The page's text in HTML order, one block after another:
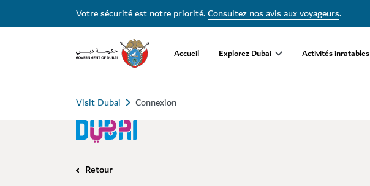
Votre sécurité est notre priorité.Consultez nos avis aux voyageurs.
Accueil Explorez Dubai Activités inratables
Visit Dubai Connexion
Retour